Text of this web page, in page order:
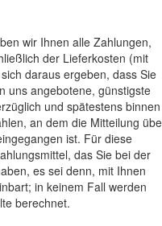
wir Ihnen alle Zahlungen,
der Lieferkosten (mit
daraus ergeben, dass Sie
uns angebotene, günstigste
und spätestens binnen
an dem die Mitteilung
ist. Für diese
das Sie bei der
es sei denn, mit Ihnen
in keinem Fall werden
berechnet.